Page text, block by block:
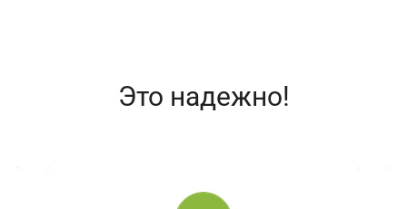
Это надежно!
ЮРИДИЧЕСКАЯ ПОДДЕРЖКА